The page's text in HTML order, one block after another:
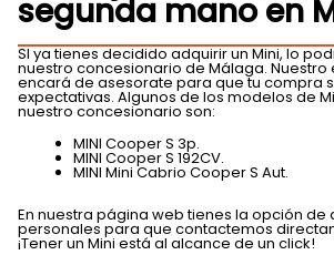
segunda mano en
SI ya tienes decidido adquirir un Mini, lo
nuestro concesionario de Málaga.
encará de asesorate para que tu compra
expectativas. Algunos de los modelos de
nuestro concesionario son:
MINI Cooper S 3p.
MINI Cooper S 192CV.
MINI Mini Cabrio Cooper S Aut.
En nuestra página web tienes la opción de
personales para que contactemos
¡Tener un Mini está al alcance de un click!